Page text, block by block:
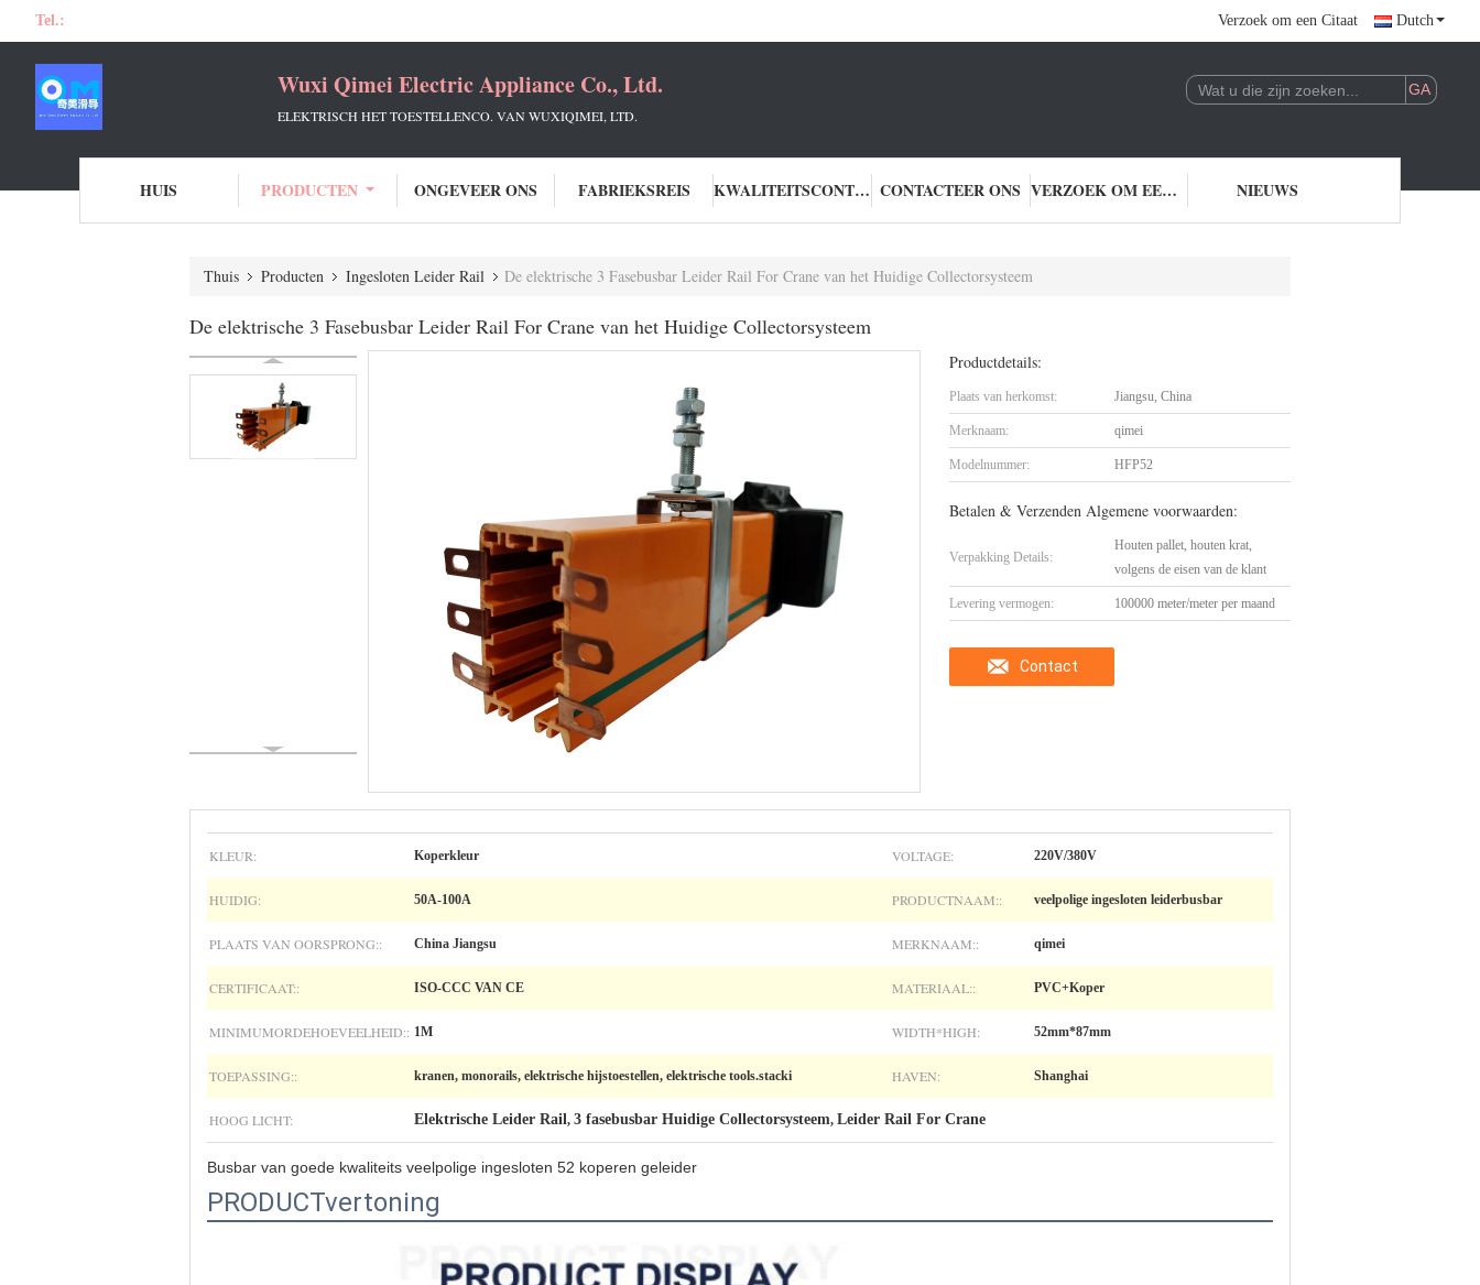
Tel.: Verzoek om een Citaat Dutch
Wuxi Qimei Electric Appliance Co., Ltd.
ELEKTRISCH HET TOESTELLENCO. VAN WUXIQIMEI, LTD.
HUIS PRODUCTEN ONGEVEER ONS FABRIEKSREIS KWALITEITSCONTROLE CONTACTEER ONS VERZOEK OM EEN CITAAT NIEUWS
Thuis Producten Ingesloten Leider Rail De elektrische 3 Fasebusbar Leider Rail For Crane van het Huidige Collectorsysteem
De elektrische 3 Fasebusbar Leider Rail For Crane van het Huidige Collectorsysteem
Productdetails:
Plaats van herkomst: Jiangsu, China
Merknaam: qimei
Modelnummer: HFP52
Betalen & Verzenden Algemene voorwaarden:
Verpakking Details:
Houten pallet, houten krat,
volgens de eisen van de klant
Levering vermogen: 100000 meter/meter per maand
Contact
KLEUR: Koperkleur VOLTAGE: 220V/380V
HUIDIG: 50A-100A PRODUCTNAAM:: veelpolige ingesloten leiderbusbar
PLAATS VAN OORSPRONG:: China Jiangsu MERKNAAM:: qimei
CERTIFICAAT:: ISO-CCC VAN CE MATERIAAL:: PVC+Koper
MINIMUMORDEHOEVEELHEID:: 1M WIDTH*HIGH: 52mm*87mm
TOEPASSING:: kranen, monorails, elektrische hijstoestellen, elektrische tools.stacki HAVEN: Shanghai
HOOG LICHT: Elektrische Leider Rail, 3 fasebusbar Huidige Collectorsysteem, Leider Rail For Crane
Busbar van goede kwaliteits veelpolige ingesloten 52 koperen geleider
PRODUCTvertoning